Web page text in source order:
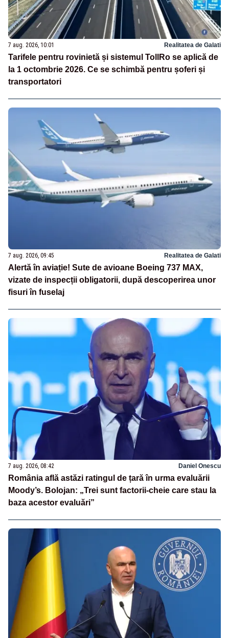
7 aug. 2026, 10:01 Realitatea de Galati
Tarifele pentru rovinietă și sistemul TollRo se aplică de
la 1 octombrie 2026. Ce se schimbă pentru șoferi și
transportatori
7 aug. 2026, 09:45 Realitatea de Galati
Alertă în aviație! Sute de avioane Boeing 737 MAX,
vizate de inspecții obligatorii, după descoperirea unor
fisuri în fuselaj
7 aug. 2026, 08:42 Daniel Onescu
România află astăzi ratingul de țară în urma evaluării
Moody’s. Bolojan: „Trei sunt factorii-cheie care stau la
baza acestor evaluări”